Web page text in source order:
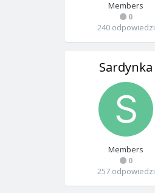
Members
0
240 odpowiedzi
Sardynka
Members
0
257 odpowiedzi